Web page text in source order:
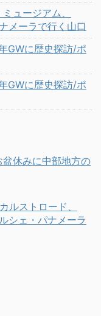
ュージアム、
メーラで行く山口
GWに歴史探訪/ポ
GWに歴史探訪/ポ
休みに中部地方の
ルストロード、
シェ・パナメーラ